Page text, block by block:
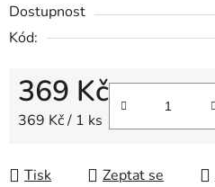
Dostupnost
Kód:
369 Kč
Měrná cena:
369 Kč / 1 ks
Tisk Zeptat se